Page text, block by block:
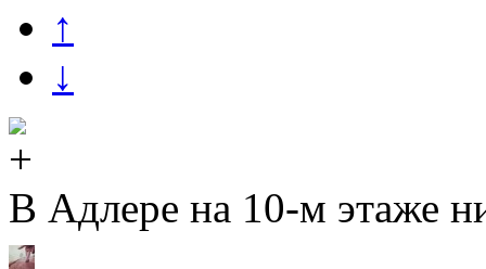
↑
↓
В Адлере на 10-м этаже